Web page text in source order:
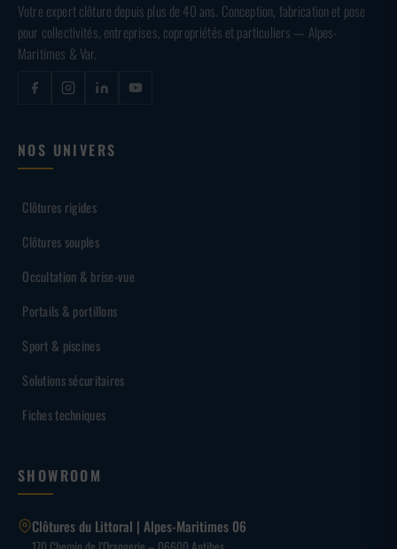
Votre expert clôture depuis plus de 40 ans. Conception, fabrication et pose
pour collectivités, entreprises, copropriétés et particuliers — Alpes-
Maritimes & Var.
NOS UNIVERS
Clôtures rigides
Clôtures souples
Occultation & brise-vue
Portails & portillons
Sport & piscines
Solutions sécuritaires
Fiches techniques
SHOWROOM
Clôtures du Littoral | Alpes-Maritimes 06